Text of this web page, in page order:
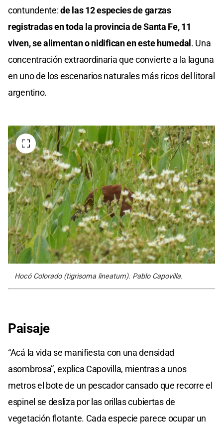
contundente:de las 12 especies de garzas
registradas en toda la provincia de Santa Fe, 11
viven, se alimentan o nidifican en este humedal . Una
concentración extraordinaria que convierte a la laguna
en uno de los escenarios naturales más ricos del litoral
argentino.
Hocó Colorado (tigrisoma lineatum). Pablo Capovilla.
Paisaje
“Acá la vida se manifiesta con una densidad
asombrosa”, explica Capovilla, mientras a unos
metros el bote de un pescador cansado que recorre el
espinel se desliza por las orillas cubiertas de
vegetación flotante. Cada especie parece ocupar un